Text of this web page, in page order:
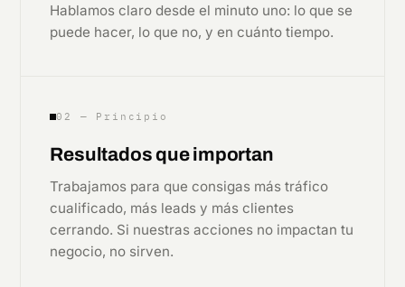
Hablamos claro desde el minuto uno: lo que se
puede hacer, lo que no, y en cuánto tiempo.
02 — Principio
Resultados que importan
Trabajamos para que consigas más tráfico
cualificado, más leads y más clientes
cerrando. Si nuestras acciones no impactan tu
negocio, no sirven.